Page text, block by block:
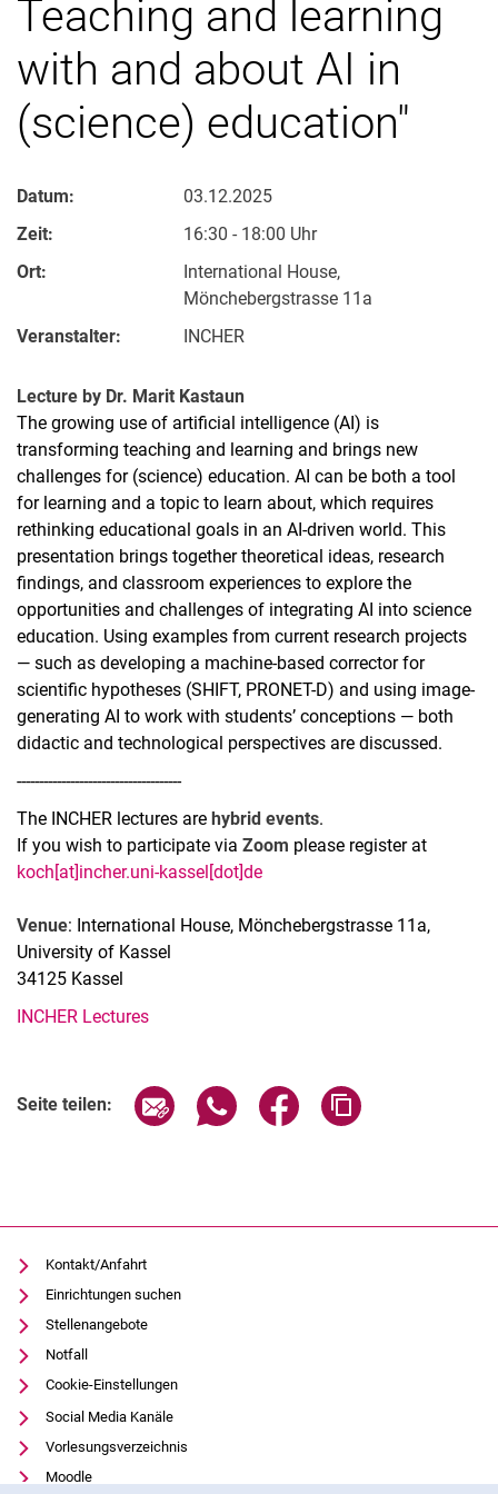
Teaching and learning
with and about AI in
(science) education"
Datum:
03.12.2025
Zeit:
16:30 - 18:00 Uhr
Ort:
International House,
Mönchebergstrasse 11a
Veranstalter:
INCHER
Lecture by Dr. Marit Kastaun
The growing use of artificial intelligence (AI) is
transforming teaching and learning and brings new
challenges for (science) education. AI can be both a tool
for learning and a topic to learn about, which requires
rethinking educational goals in an AI-driven world. This
presentation brings together theoretical ideas, research
findings, and classroom experiences to explore the
opportunities and challenges of integrating AI into science
education. Using examples from current research projects
— such as developing a machine-based corrector for
scientific hypotheses (SHIFT, PRONET-D) and using image-
generating AI to work with students’ conceptions — both
didactic and technological perspectives are discussed.
-------------------------------------
The INCHER lectures are hybrid events.
If you wish to participate via Zoom please register at
koch[at]incher.uni-kassel[dot]de
Venue: International House, Mönchebergstrasse 11a,
University of Kassel
34125 Kassel
INCHER Lectures
Seite teilen: Seite über E-Mail teilen
Seite über WhatsApp teilen
Seite über Facebook
Kontakt/Anfahrt
Einrichtungen suchen
Stellenangebote
Notfall
Cookie-Einstellungen
Social Media Kanäle
Vorlesungsverzeichnis
Moodle